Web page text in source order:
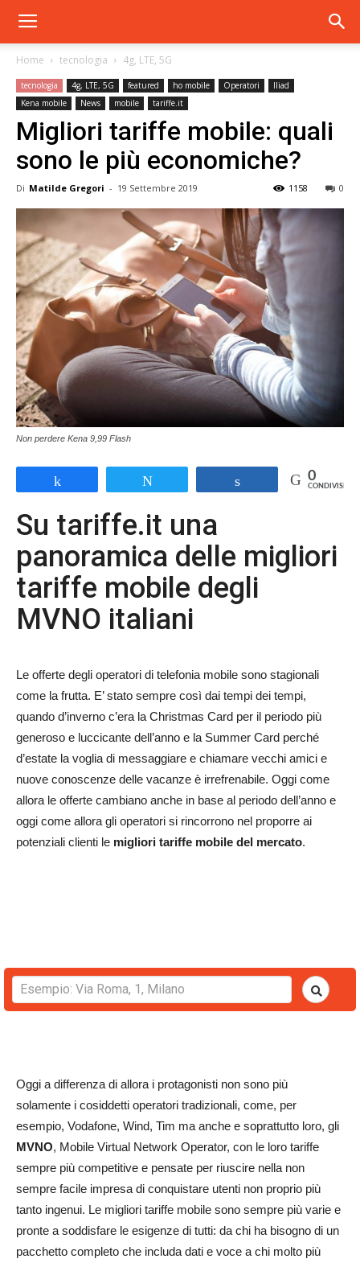
Home tecnologia 4g, LTE, 5G
tecnologia 4g, LTE, 5G featured ho mobile Operatori
Iliad
Kena mobile
News mobile tariffe.it
Migliori tariffe mobile: quali
sono le più economiche?
Di Matilde Gregori - 19 Settembre 2019 0
1158
Non perdere Kena 9,99 Flash
0
CONDIVISIONI
Su tariffe.it una
panoramica delle migliori
tariffe mobile degli
MVNO italiani
Le offerte degli operatori di telefonia mobile sono stagionali
come la frutta. E’ stato sempre così dai tempi dei tempi,
quando d’inverno c’era la Christmas Card per il periodo più
generoso e luccicante dell’anno e la Summer Card perché
d’estate la voglia di messaggiare e chiamare vecchi amici e
nuove conoscenze delle vacanze è irrefrenabile. Oggi come
allora le offerte cambiano anche in base al periodo dell’anno e
oggi come allora gli operatori si rincorrono nel proporre ai
potenziali clienti le migliori tariffe mobile del mercato.
Oggi a differenza di allora i protagonisti non sono più
solamente i cosiddetti operatori tradizionali, come, per
esempio, Vodafone, Wind, Tim ma anche e soprattutto loro, gli
MVNO, Mobile Virtual Network Operator, con le loro tariffe
sempre più competitive e pensate per riuscire nella non
sempre facile impresa di conquistare utenti non proprio più
tanto ingenui. Le migliori tariffe mobile sono sempre più varie e
pronte a soddisfare le esigenze di tutti: da chi ha bisogno di un
pacchetto completo che includa dati e voce a chi molto più